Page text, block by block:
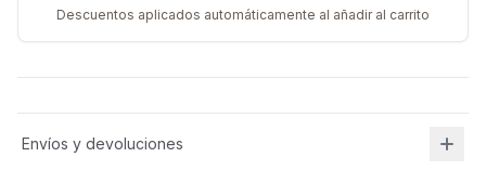
Descuentos aplicados automáticamente al añadir al carrito
Envíos y devoluciones